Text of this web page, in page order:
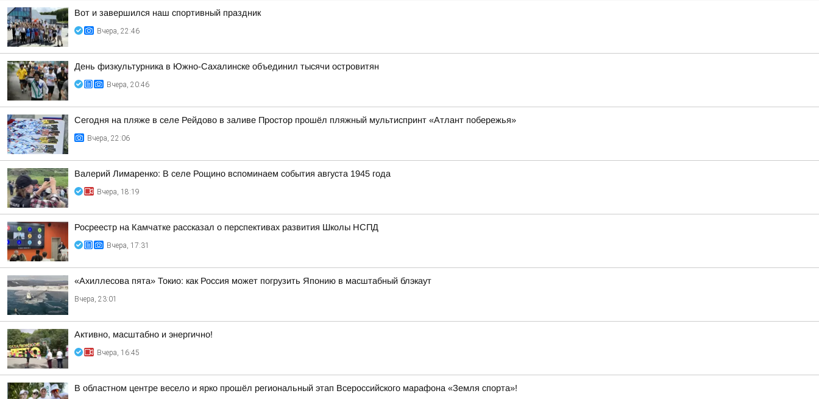
Вот и завершился наш спортивный праздник
Вчера, 22:46
День физкультурника в Южно-Сахалинске объединил тысячи островитян
Вчера, 20:46
Сегодня на пляже в селе Рейдово в заливе Простор прошёл пляжный мультиспринт «Атлант побережья»
Вчера, 22:06
Валерий Лимаренко: В селе Рощино вспоминаем события августа 1945 года
Вчера, 18:19
Росреестр на Камчатке рассказал о перспективах развития Школы НСПД
Вчера, 17:31
«Ахиллесова пята» Токио: как Россия может погрузить Японию в масштабный блэкаут
Вчера, 23:01
Активно, масштабно и энергично!
Вчера, 16:45
В областном центре весело и ярко прошёл региональный этап Всероссийского марафона «Земля спорта»!